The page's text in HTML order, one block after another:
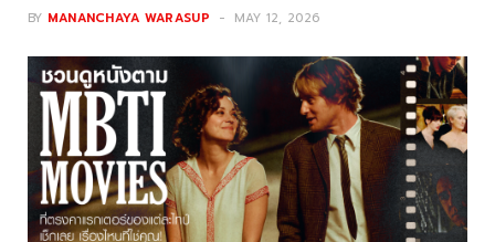
BY MANANCHAYA WARASUP MAY 12, 2026